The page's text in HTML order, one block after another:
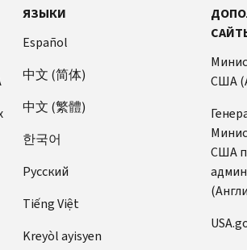
ЯЗЫКИ
Español
中文 (简体)
中文 (繁體)
한국어
Pусский
Tiếng Việt
Kreyòl ayisyen
США
США